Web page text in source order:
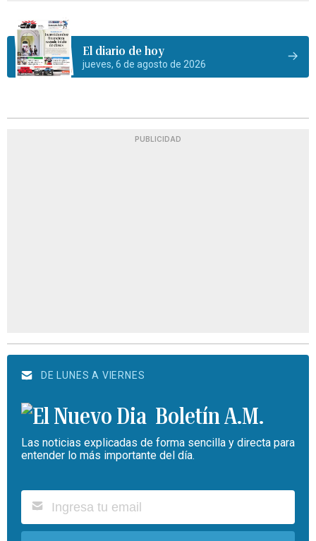
El diario de hoy
jueves, 6 de agosto de 2026
PUBLICIDAD
DE LUNES A VIERNES
Boletín A.M.
Las noticias explicadas de forma sencilla y directa para
entender lo más importante del día.